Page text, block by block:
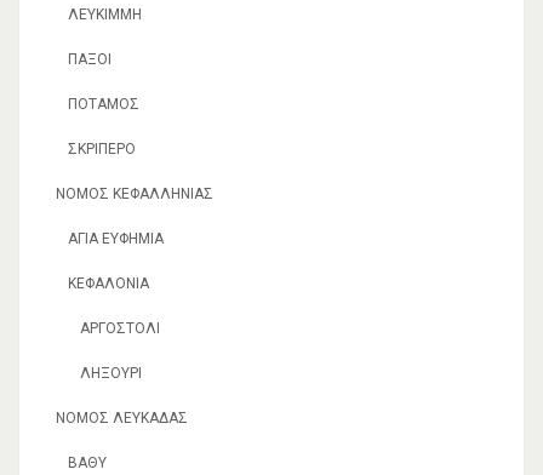
ΛΕΥΚΊΜΜΗ
ΠΑΞΟΊ
ΠΟΤΑΜΌΣ
ΣΚΡΙΠΕΡΌ
ΝΟΜΌΣ ΚΕΦΑΛΛΗΝΊΑΣ
ΑΓΊΑ ΕΥΦΗΜΊΑ
ΚΕΦΑΛΟΝΙΆ
ΑΡΓΟΣΤΌΛΙ
ΛΗΞΟΎΡΙ
ΝΟΜΌΣ ΛΕΥΚΆΔΑΣ
ΒΑΘΎ